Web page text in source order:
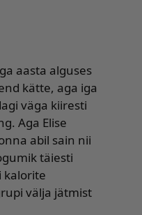
aasta alguses
kätte, aga iga
väga kiiresti
Aga Elise
abil sain nii
täiesti
kalorite
välja jätmist